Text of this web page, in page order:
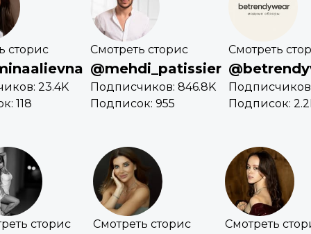
сторис
23.4K
118
Смотреть сторис
@mehdi_patissier
Подписчиков: 846.8K
Подписок: 955
Смотреть
Подписок:
сторис Смотреть сторис Смотреть